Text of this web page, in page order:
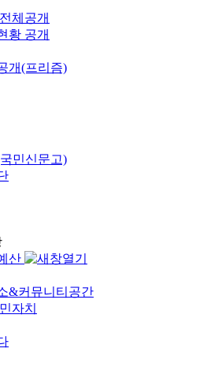
체공개
황 공개
개(프리즘)
민신문고)
산
&커뮤니티공간
자치